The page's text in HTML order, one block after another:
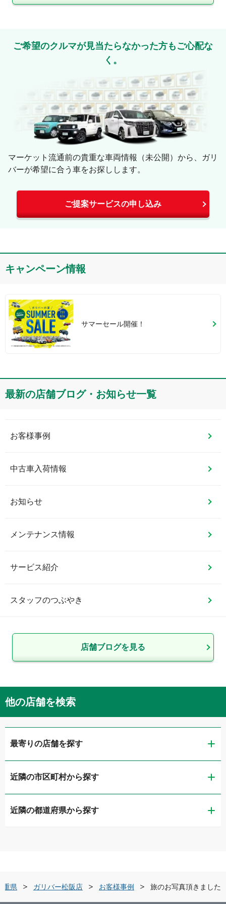
ご希望のクルマが見当たらなかった方もご心配な
く。
マーケット流通前の貴重な車両情報（未公開）から、ガリ
バーが希望に合う車をお探しします。
ご提案サービスの申し込み
キャンペーン情報
サマーセール開催！
最新の店舗ブログ・お知らせ一覧
お客様事例
中古車入荷情報
お知らせ
メンテナンス情報
サービス紹介
スタッフのつぶやき
店舗ブログを見る
他の店舗を検索
最寄りの店舗を探す
ガリバー河芸店
LIBERALA リベラーラ三重
ガリバー津中央店
近隣の市区町村から探す
津市
近隣の都道府県から探す
重県 ガリバー松阪店 お客様事例 旅のお写真頂きました